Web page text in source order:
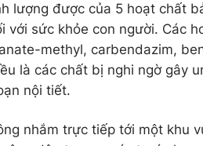
lượng được của 5 hoạt chất
với sức khỏe con người. Các
methyl, carbendazim,
là các chất bị nghi ngờ gây
nội tiết.
nhắm trực tiếp tới một khu